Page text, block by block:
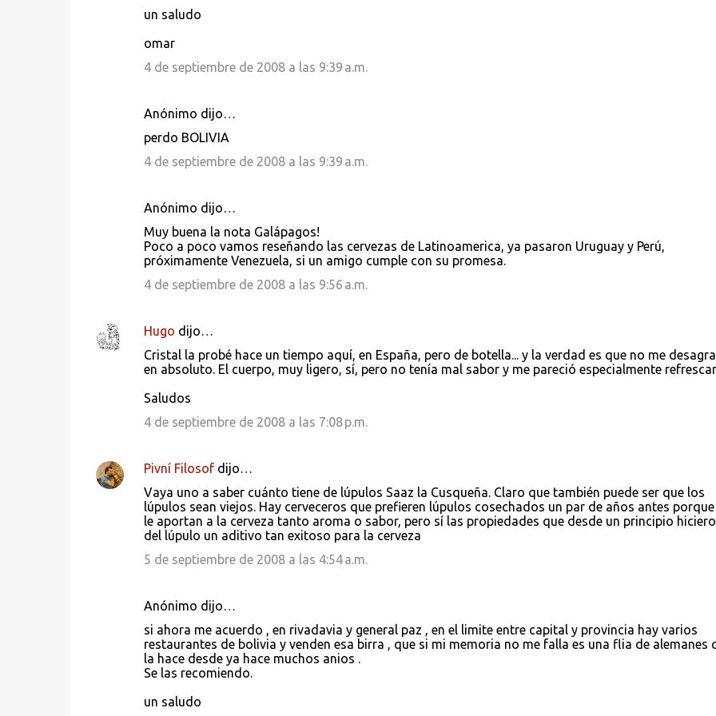
un saludo
omar
4 de septiembre de 2008 a las 9:39 a.m.
Anónimo dijo…
perdo BOLIVIA
4 de septiembre de 2008 a las 9:39 a.m.
Anónimo dijo…
Muy buena la nota Galápagos!
Poco a poco vamos reseñando las cervezas de Latinoamerica, ya pasaron Uruguay y Perú,
próximamente Venezuela, si un amigo cumple con su promesa.
4 de septiembre de 2008 a las 9:56 a.m.
Hugo dijo…
Cristal la probé hace un tiempo aquí, en España, pero de botella... y la verdad es que no me
en absoluto. El cuerpo, muy ligero, sí, pero no tenía mal sabor y me pareció especialmente
Saludos
4 de septiembre de 2008 a las 7:08 p.m.
Pivní Filosofdijo…
Vaya uno a saber cuánto tiene de lúpulos Saaz la Cusqueña. Claro que también puede ser que los
lúpulos sean viejos. Hay cerveceros que prefieren lúpulos cosechados un par de años antes
le aportan a la cerveza tanto aroma o sabor, pero sí las propiedades que desde un principio
del lúpulo un aditivo tan exitoso para la cerveza
5 de septiembre de 2008 a las 4:54 a.m.
Anónimo dijo…
si ahora me acuerdo , en rivadavia y general paz , en el limite entre capital y provincia hay varios
restaurantes de bolivia y venden esa birra , que si mi memoria no me falla es una flia de alemanes
la hace desde ya hace muchos anios .
Se las recomiendo.
un saludo